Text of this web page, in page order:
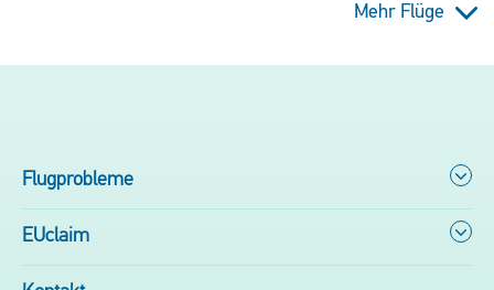
Mehr Flüge
Flugprobleme
EUclaim